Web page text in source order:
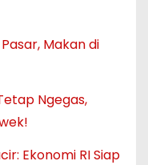
Makan di
Ngegas,
Ekonomi RI Siap